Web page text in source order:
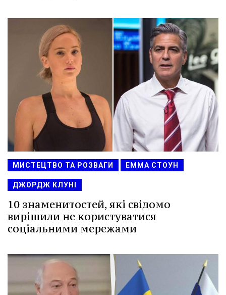
МИСТЕЦТВО ТА РОЗВАГИ ЕММА СТОУН
ДЖОРДЖ КЛУНІ
10 знаменитостей, які свідомо
вирішили не користуватися
соціальними мережами